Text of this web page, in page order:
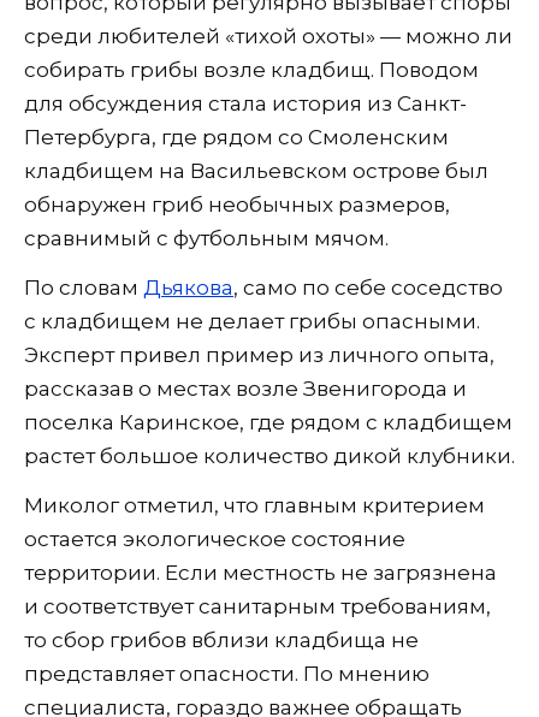
среди любителей «тихой охоты» — можно ли
собирать грибы возле кладбищ. Поводом
для обсуждения стала история из Санкт-
Петербурга, где рядом со Смоленским
кладбищем на Васильевском острове был
обнаружен гриб необычных размеров,
сравнимый с футбольным мячом.
По словам Дьякова, само по себе соседство
с кладбищем не делает грибы опасными.
Эксперт привел пример из личного опыта,
рассказав о местах возле Звенигорода и
поселка Каринское, где рядом с кладбищем
растет большое количество дикой клубники.
Миколог отметил, что главным критерием
остается экологическое состояние
территории. Если местность не загрязнена
и соответствует санитарным требованиям,
то сбор грибов вблизи кладбища не
представляет опасности. По мнению
специалиста, гораздо важнее обращать